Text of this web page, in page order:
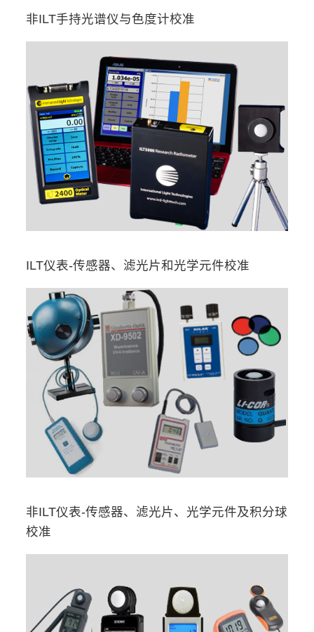
非ILT手持光谱仪与色度计校准
ILT仪表-传感器、滤光片和光学元件校准
非ILT仪表-传感器、滤光片、光学元件及积分球
校准